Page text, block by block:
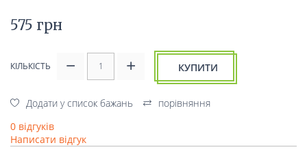
575 грн
КІЛЬКІСТЬ КУПИТИ
Додати у список бажань
порівняння
0 відгуків
Написати відгук